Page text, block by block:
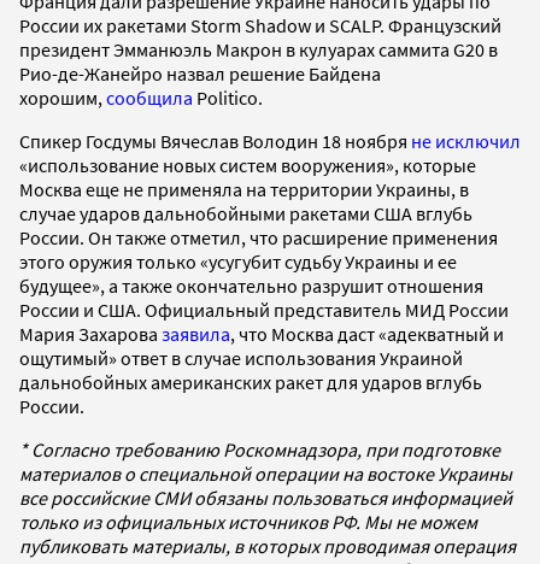
России их ракетами Storm Shadow и SCALP. Французский
президент Эмманюэль Макрон в кулуарах саммита G20 в
Рио-де-Жанейро назвал решение Байдена
хорошим, сообщила Politico.
Спикер Госдумы Вячеслав Володин 18 ноября не исключил
«использование новых систем вооружения», которые
Москва еще не применяла на территории Украины, в
случае ударов дальнобойными ракетами США вглубь
России. Он также отметил, что расширение применения
этого оружия только «усугубит судьбу Украины и ее
будущее», а также окончательно разрушит отношения
России и США. Официальный представитель МИД России
Мария Захарова заявила, что Москва даст «адекватный и
ощутимый» ответ в случае использования Украиной
дальнобойных американских ракет для ударов вглубь
России.
* Согласно требованию Роскомнадзора, при подготовке
материалов о специальной операции на востоке Украины
все российские СМИ обязаны пользоваться информацией
только из официальных источников РФ. Мы не можем
публиковать материалы, в которых проводимая операция